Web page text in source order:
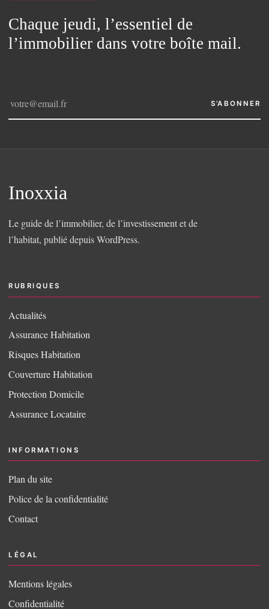
Chaque jeudi, l’essentiel de
l’immobilier dans votre boîte mail.
S’ABONNER
Inoxxia
Le guide de l’immobilier, de l’investissement et de
l’habitat, publié depuis WordPress.
RUBRIQUES
Actualités
Assurance Habitation
Risques Habitation
Couverture Habitation
Protection Domicile
Assurance Locataire
INFORMATIONS
Plan du site
Police de la confidentialité
Contact
LÉGAL
Mentions légales
Confidentialité